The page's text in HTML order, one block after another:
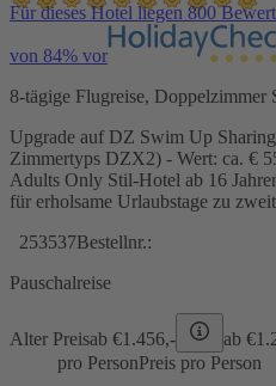
Für dieses Hotel liegen 800
von 84% vor
8-tägige Flugreise,
Upgrade auf DZ Swim Up
Zimmertyps DZX2) - Wert: ca. €
Adults Only Stil-Hotel ab 16
für erholsame Urlaubstage zu zweit
253537Bestellnr.:
Pauschalreise
Alter Preisab €1.456,- ab €
pro PersonPreis pro Person